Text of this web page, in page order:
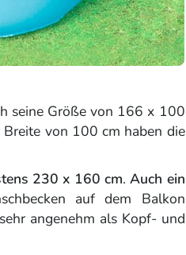
seine Größe von 166 x 100
von 100 cm haben die
230 x 160 cm.Auch ein
auf dem Balkon
angenehm als Kopf- und